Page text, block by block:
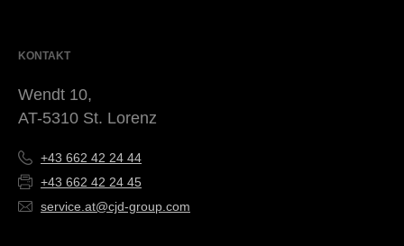
KONTAKT
Wendt 10,
AT-5310 St. Lorenz
+43 662 42 24 44
+43 662 42 24 45
service.at@cjd-group.com